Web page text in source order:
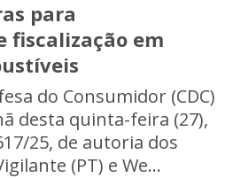
para
fiscalização em
do Consumidor (CDC)
desta quinta-feira (27),
25, de autoria dos
(PT) e We...